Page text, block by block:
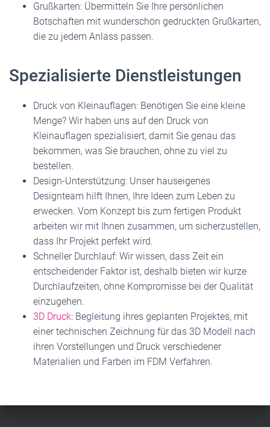
Grußkarten: Übermitteln Sie Ihre persönlichen
Botschaften mit wunderschön gedruckten Grußkarten,
die zu jedem Anlass passen.
Spezialisierte Dienstleistungen
Druck von Kleinauflagen: Benötigen Sie eine kleine
Menge? Wir haben uns auf den Druck von
Kleinauflagen spezialisiert, damit Sie genau das
bekommen, was Sie brauchen, ohne zu viel zu
bestellen.
Design-Unterstützung: Unser hauseigenes
Designteam hilft Ihnen, Ihre Ideen zum Leben zu
erwecken. Vom Konzept bis zum fertigen Produkt
arbeiten wir mit Ihnen zusammen, um sicherzustellen,
dass Ihr Projekt perfekt wird.
Schneller Durchlauf: Wir wissen, dass Zeit ein
entscheidender Faktor ist, deshalb bieten wir kurze
Durchlaufzeiten, ohne Kompromisse bei der Qualität
einzugehen.
3D Druck: Begleitung ihres geplanten Projektes, mit
einer technischen Zeichnung für das 3D Modell nach
ihren Vorstellungen und Druck verschiedener
Materialien und Farben im FDM Verfahren.